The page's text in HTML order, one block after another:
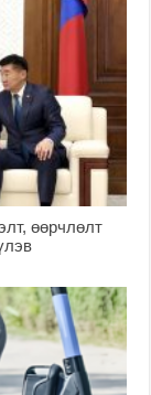
өөрчлөлт